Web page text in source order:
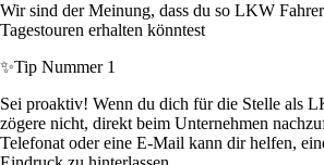
Wir sind der Meinung, dass du so LKW
Tagestouren erhalten könntest
✨Tip Nummer 1
Sei proaktiv! Wenn du dich für die Stelle als
zögere nicht, direkt beim Unternehmen
Telefonat oder eine E-Mail kann dir helfen,